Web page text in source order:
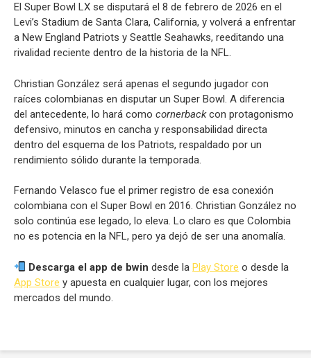
El Super Bowl LX se disputará el 8 de febrero de 2026 en el
Levi’s Stadium de Santa Clara, California, y volverá a enfrentar
a New England Patriots y Seattle Seahawks, reeditando una
rivalidad reciente dentro de la historia de la NFL.
Christian González será apenas el segundo jugador con
raíces colombianas en disputar un Super Bowl. A diferencia
del antecedente, lo hará como cornerbackcon protagonismo
defensivo, minutos en cancha y responsabilidad directa
dentro del esquema de los Patriots, respaldado por un
rendimiento sólido durante la temporada.
Fernando Velasco fue el primer registro de esa conexión
colombiana con el Super Bowl en 2016. Christian González no
solo continúa ese legado, lo eleva. Lo claro es que Colombia
no es potencia en la NFL, pero ya dejó de ser una anomalía.
Descarga el app de bwin desde laPlay Store o desde la
App Store y apuesta en cualquier lugar, con los mejores
mercados del mundo.